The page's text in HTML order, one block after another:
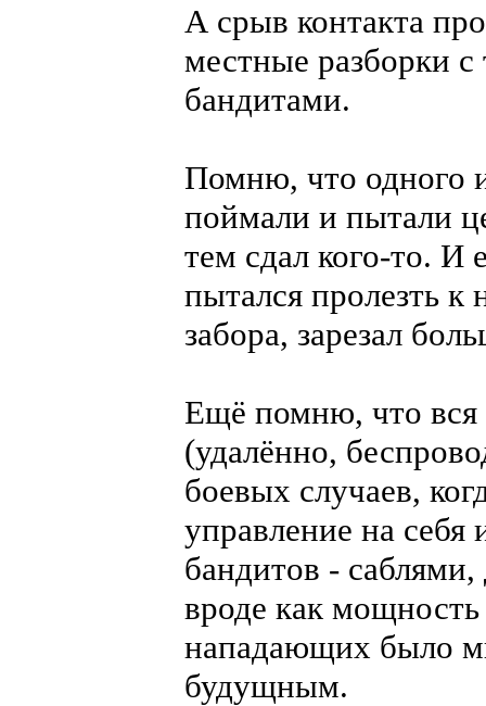
А срыв контакта
местные разборки
бандитами.
Помню, что одного
поймали и пытали
тем сдал кого-то.
пытался пролезть
забора, зарезал
Ещё помню, что вся
(удалённо,
боевых случаев,
управление на себя
бандитов -
вроде как
нападающих было
будущным.